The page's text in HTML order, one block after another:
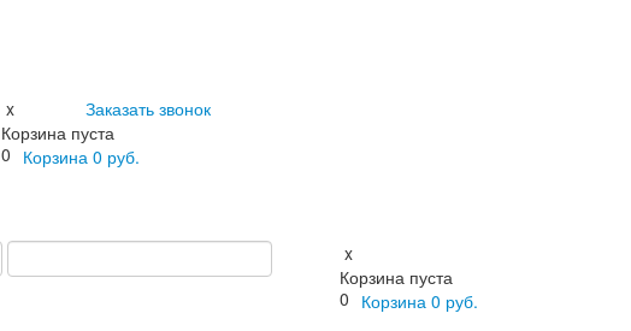
Заказать звонок
x
Корзина пуста
0 Корзина 0 руб.
x
Корзина пуста
0 Корзина 0 руб.